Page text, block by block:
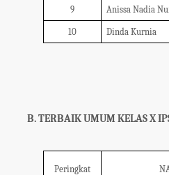
9 Anissa Nadia
10 Dinda Kurnia
B.TERBAIK UMUM KELAS X
Peringkat